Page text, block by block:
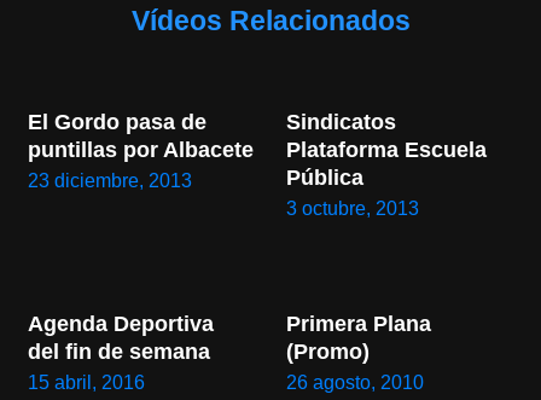
Vídeos Relacionados
El Gordo pasa de
puntillas por Albacete
23 diciembre, 2013
Sindicatos
Plataforma Escuela
Pública
3 octubre, 2013
Agenda Deportiva
del fin de semana
15 abril, 2016
Primera Plana
(Promo)
26 agosto, 2010